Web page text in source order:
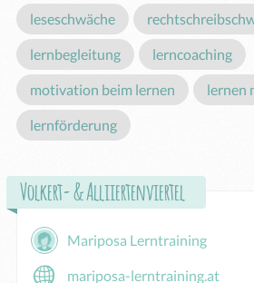
leseschwäche
lernbegleitung lerncoaching
motivation beim lernen lernen
lernförderung
Volkert- & Alliiertenviertel
Mariposa Lerntraining
mariposa-lerntraining.at